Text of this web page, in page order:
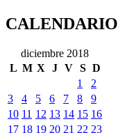
CALENDARIO
diciembre 2018
L M X J V S D
1
2
3
4 5 6 7 8
9
10 11 12 13 14 15 16
17 18 19 20 21 22 23